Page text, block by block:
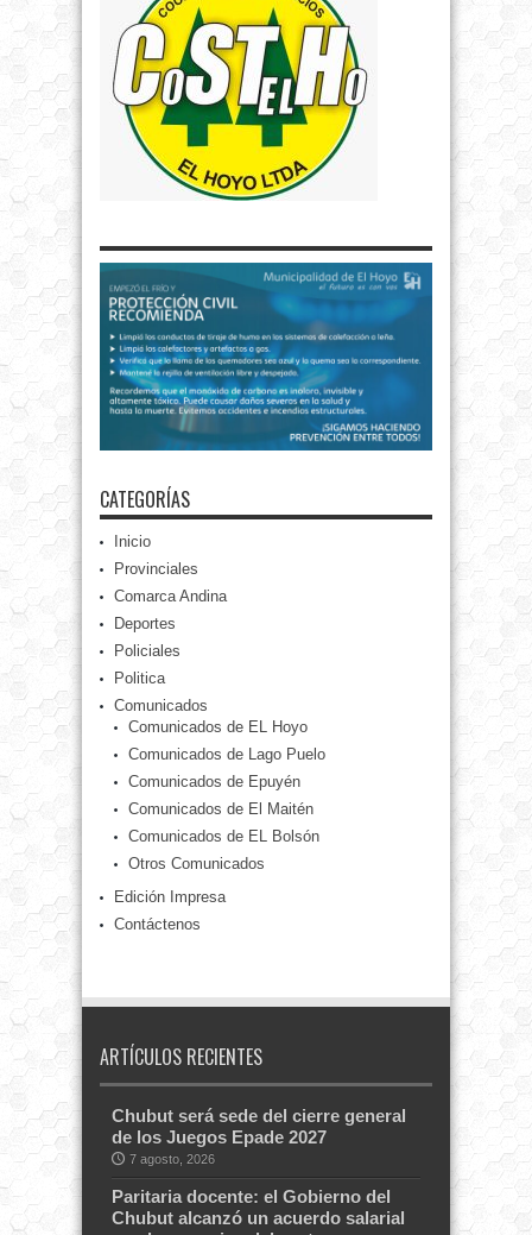
CATEGORÍAS
Inicio
Provinciales
Comarca Andina
Deportes
Policiales
Politica
Comunicados
Comunicados de EL Hoyo
Comunicados de Lago Puelo
Comunicados de Epuyén
Comunicados de El Maitén
Comunicados de EL Bolsón
Otros Comunicados
Edición Impresa
Contáctenos
ARTÍCULOS RECIENTES
Chubut será sede del cierre general
de los Juegos Epade 2027
7 agosto, 2026
Paritaria docente: el Gobierno del
Chubut alcanzó un acuerdo salarial